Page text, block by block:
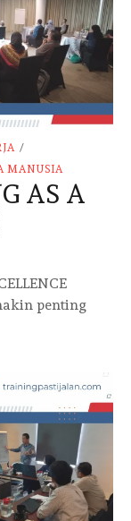
/
MANUSIA
AS A
penting